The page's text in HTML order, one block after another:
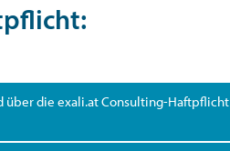
über die exali.at Consulting-Haftpflicht